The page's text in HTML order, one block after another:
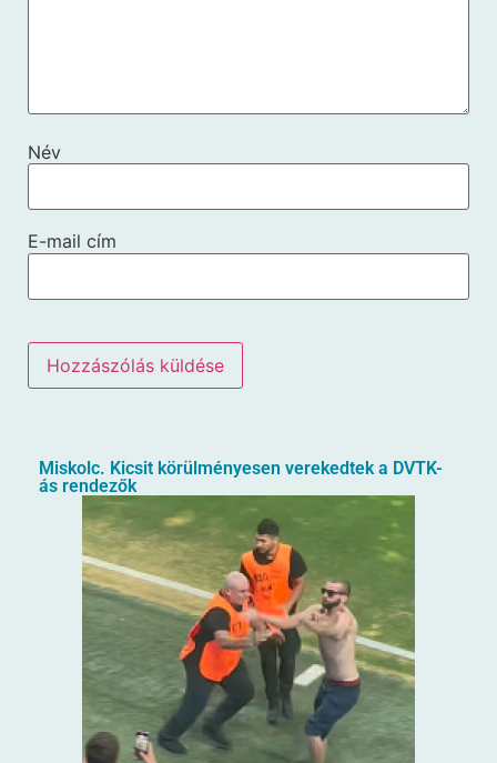
Név
E-mail cím
Miskolc. Kicsit körülményesen verekedtek a DVTK-
ás rendezők